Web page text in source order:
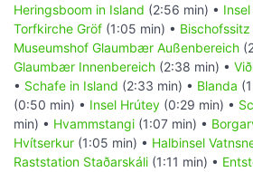
Heringsboom in Island (2:56 min) •
Torfkirche Gröf (1:05 min) • Bischofssitz
Museumshof Glaumbær Außenbereich
Glaumbær Innenbereich (2:38 min) •
• Schafe in Island (2:33 min) • Blanda
(0:50 min) • Insel Hrútey (0:29 min) •
min) • Hvammstangi (1:07 min) •
Hvítserkur (1:05 min) • Halbinsel
Raststation Staðarskáli (1:11 min) •